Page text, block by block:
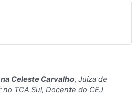
Celeste Carvalho, Juíza de
no TCA Sul, Docente do CEJ